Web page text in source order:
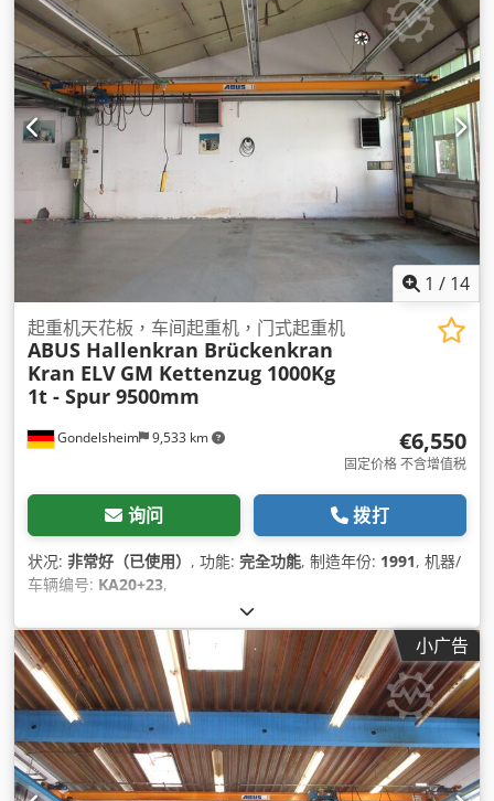
1 / 14
Gondelsheim 9,533 km
起重机天花板，车间起重机，门式起重机
ABUS Hallenkran Brückenkran
Kran ELV GM Kettenzug 1000Kg
1t - Spur 9500mm
€6,550
固定价格 不含增值税
询问 拨打
状况: 非常好（已使用） , 功能: 完全功能, 制造年份: 1991, 机器/
车辆编号: KA20+23,
小广告